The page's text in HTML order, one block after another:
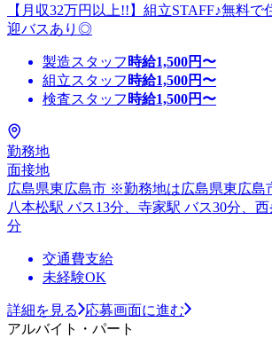
【月収32万円以上!!】組立STAFF♪無料
迎バスあり◎
製造スタッフ 時給1,500円〜
組立スタッフ 時給1,500円〜
検査スタッフ 時給1,500円〜
勤務地
面接地
広島県東広島市 ※勤務地は広島県東広島
八本松駅 バス13分、寺家駅 バス30分、
分
交通費支給
未経験OK
詳細を見る
応募画面に進む
アルバイト・パート